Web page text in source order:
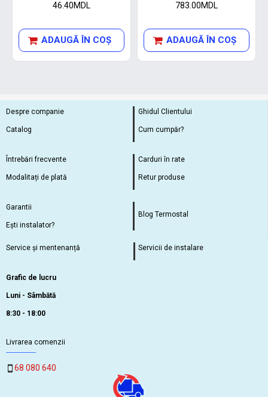
46.40MDL
ADAUGĂ ÎN COŞ
783.00MDL
ADAUGĂ ÎN COŞ
Despre companie
Catalog
Ghidul Clientului
Cum cumpăr?
Întrebări frecvente
Modalitați de plată
Carduri în rate
Retur produse
Garantii
Ești instalator?
Blog Termostal
Service și mentenanță Servicii de instalare
Grafic de lucru
Luni - Sâmbătă
8:30 - 18:00
Livrarea comenzii
68 080 640